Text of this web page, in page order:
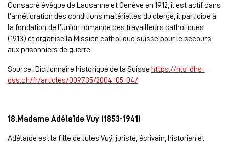
Consacré évêque de Lausanne et Genève en 1912, il est actif dans
l’amélioration des conditions matérielles du clergé, il participe à
la fondation de l’Union romande des travailleurs catholiques
(1913) et organise la Mission catholique suisse pour le secours
aux prisonniers de guerre.
Source : Dictionnaire historique de la Suisse https://hls-dhs-
dss.ch/fr/articles/009735/2004-05-04/
18.Madame Adélaïde Vuy (1853-1941)
Adélaïde est la fille de Jules Vuÿ, juriste, écrivain, historien et